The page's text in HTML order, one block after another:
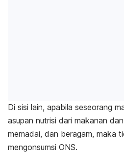
Di sisi lain, apabila seseorang
asupan nutrisi dari makanan
memadai, dan beragam, maka
mengonsumsi ONS.